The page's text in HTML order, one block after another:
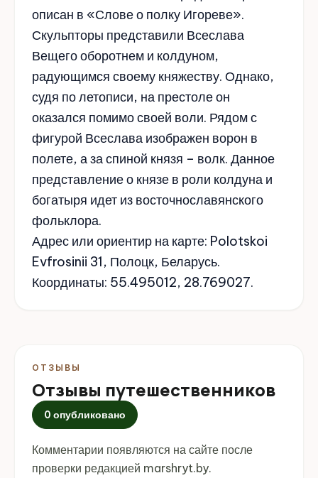
описан в «Слове о полку Игореве».
Скульпторы представили Всеслава
Вещего оборотнем и колдуном,
радующимся своему княжеству. Однако,
судя по летописи, на престоле он
оказался помимо своей воли. Рядом с
фигурой Всеслава изображен ворон в
полете, а за спиной князя – волк. Данное
представление о князе в роли колдуна и
богатыря идет из восточнославянского
фольклора.
Адрес или ориентир на карте: Polotskoi
Evfrosinii 31, Полоцк, Беларусь.
Координаты: 55.495012, 28.769027.
ОТЗЫВЫ
Отзывы путешественников
0 опубликовано
Комментарии появляются на сайте после
проверки редакцией marshryt.by.